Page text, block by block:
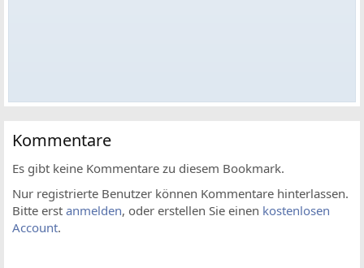
Kommentare
Es gibt keine Kommentare zu diesem Bookmark.
Nur registrierte Benutzer können Kommentare hinterlassen.
Bitte erst anmelden, oder erstellen Sie einen kostenlosen
Account.